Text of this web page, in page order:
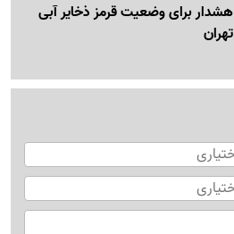
هشدار برای وضعیت قرمز ذخایر آبی
تهران